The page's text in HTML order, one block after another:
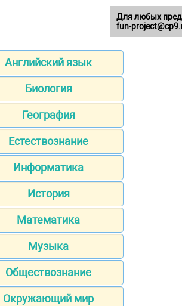
Английский язык
Биология
География
Естествознание
Информатика
История
Математика
Музыка
Обществознание
Окружающий мир
Для любых
fun-